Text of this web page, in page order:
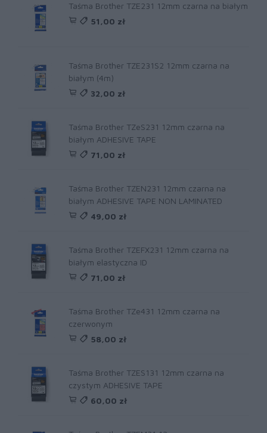
Taśma Brother TZE231 12mm czarna na białym
51,00 zł
Taśma Brother TZE231S2 12mm czarna na
białym (4m)
32,00 zł
Taśma Brother TZeS231 12mm czarna na
białym ADHESIVE TAPE
71,00 zł
Taśma Brother TZEN231 12mm czarna na
białym ADHESIVE TAPE NON LAMINATED
49,00 zł
Taśma Brother TZEFX231 12mm czarna na
białym elastyczna ID
71,00 zł
Taśma Brother TZe431 12mm czarna na
czerwonym
58,00 zł
Taśma Brother TZES131 12mm czarna na
czystym ADHESIVE TAPE
60,00 zł